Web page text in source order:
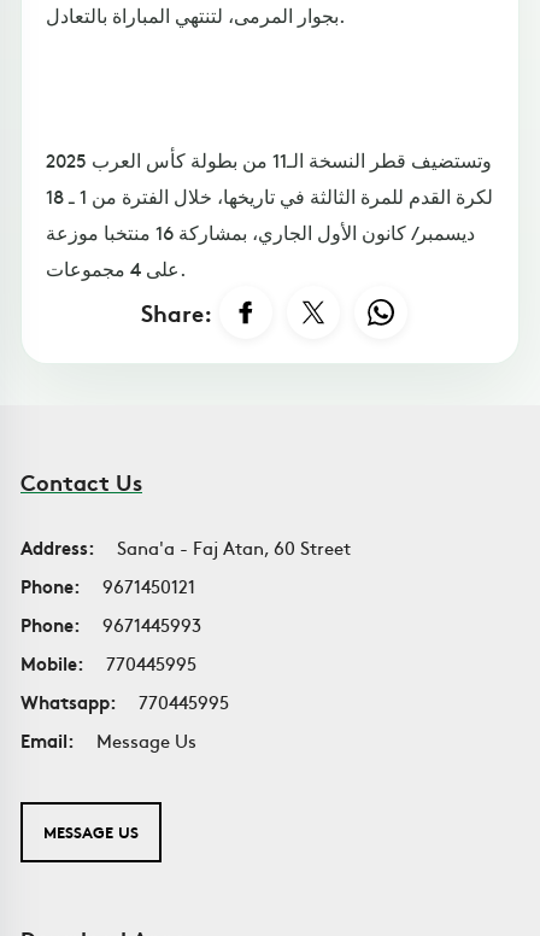
بجوار المرمى، لتنتهي المباراة بالتعادل.
وتستضيف قطر النسخة الـ11 من بطولة كأس العرب 2025
لكرة القدم للمرة الثالثة في تاريخها، خلال الفترة من 1 ـ 18
ديسمبر/ كانون الأول الجاري، بمشاركة 16 منتخبا موزعة
على 4 مجموعات.
Share:
Contact Us
Address:
Sana'a - Faj Atan, 60 Street
Phone:
9671450121
Phone:
9671445993
Mobile:
770445995
Whatsapp:
770445995
Email:
Message Us
MESSAGE US